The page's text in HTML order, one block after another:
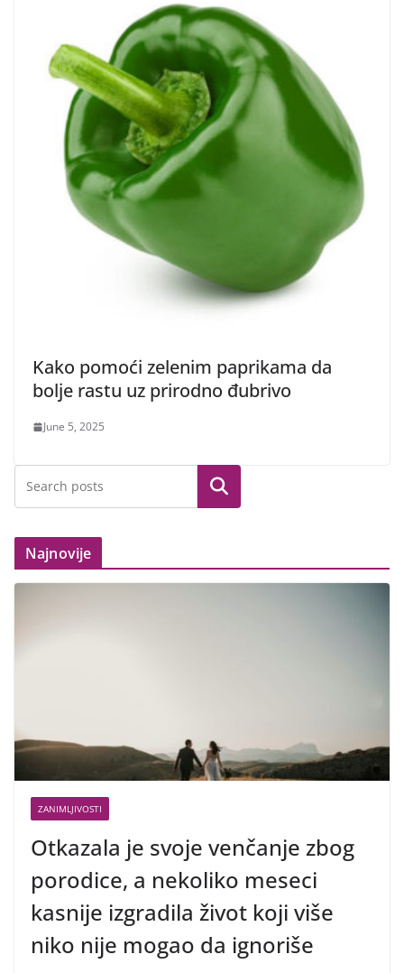
Kako pomoći zelenim paprikama da
bolje rastu uz prirodno đubrivo
June 5, 2025
Search
Najnovije
ZANIMLJIVOSTI
Otkazala je svoje venčanje zbog
porodice, a nekoliko meseci
kasnije izgradila život koji više
niko nije mogao da ignoriše